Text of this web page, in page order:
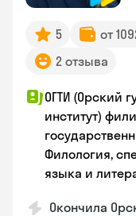
5 от
2 отзыва
ОГТИ (Орский
институт)
Филология,
языка и
Окончила